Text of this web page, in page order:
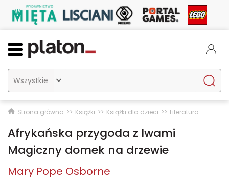

Strona główna Książki Książki dla dzieci Literatura
Afrykańska przygoda z lwami
Magiczny domek na drzewie
Mary Pope Osborne